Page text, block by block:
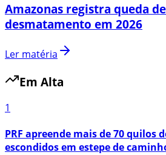
Amazonas registra queda
desmatamento em 2026
Ler matéria
Em Alta
1
PRF apreende mais de 70 quilos
escondidos em estepe de